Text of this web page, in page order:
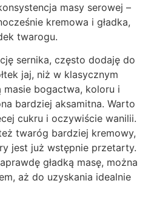
masy serowej –
kremowa i gładka,
twarogu.
sernika, często dodaję do
jaj, niż w klasycznym
masie bogactwa, koloru i
bardziej aksamitna. Warto
cukru i oczywiście wanilii.
twaróg bardziej kremowy,
jest już wstępnie przetarty.
gładką masę, można
aż do uzyskania idealnie